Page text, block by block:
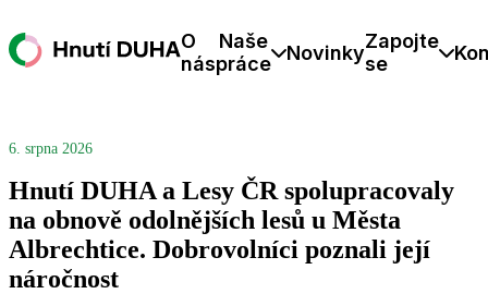
O
nás
Naše
práce
NovinkyZapojte
se
6. srpna 2026
Hnutí DUHA a Lesy ČR spolupracovaly
na obnově odolnějších lesů u Města
Albrechtice. Dobrovolníci poznali její
náročnost